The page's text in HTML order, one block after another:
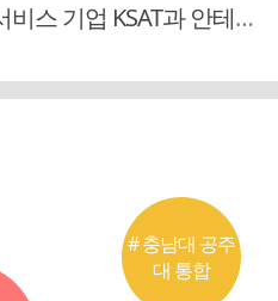
KSAT과 안테나 6기 계약 체결
# 충남대 공주
대 통합